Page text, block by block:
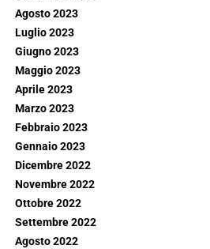
Agosto 2023
Luglio 2023
Giugno 2023
Maggio 2023
Aprile 2023
Marzo 2023
Febbraio 2023
Gennaio 2023
Dicembre 2022
Novembre 2022
Ottobre 2022
Settembre 2022
Agosto 2022